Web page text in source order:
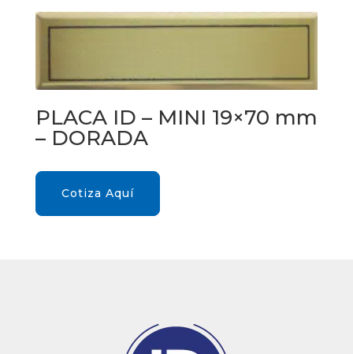
PLACA ID – MINI 19×70 mm
– DORADA
Cotiza Aquí